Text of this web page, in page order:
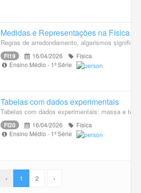
Medidas e Representações na Física
Regras de arredondamento, algarismos
FI19 16/04/2026
Física
Ensino Médio - 1ª Série
Tabelas com dados experimentais
Tabelas com dados experimentais: massa e
FI20 16/04/2026
Física
Ensino Médio - 1ª Série
‹ 1 2 ›